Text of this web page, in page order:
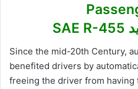
Since the mid-20th Century,
benefited drivers by
freeing the driver from having